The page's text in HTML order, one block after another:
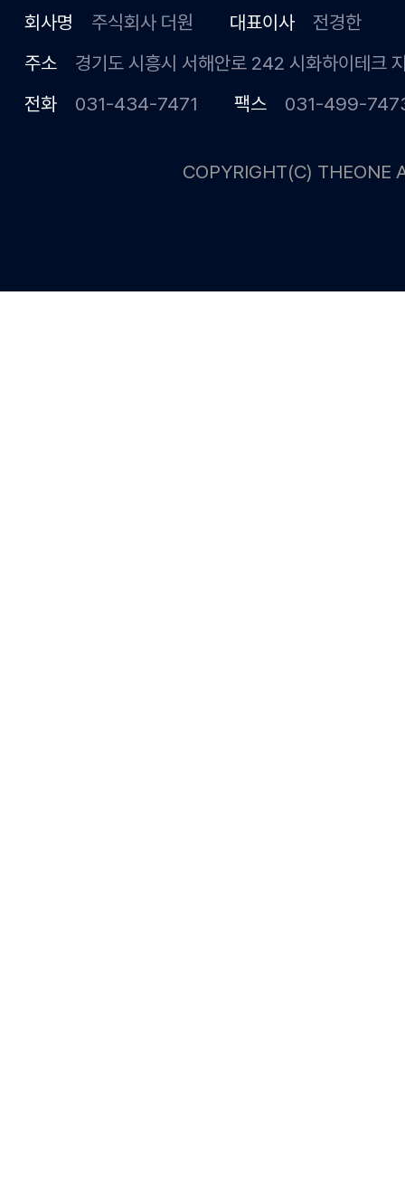
회사명 주식회사 더원 대표이사
전경한
주소
경기도 시흥시 서해안로 242 시화하이테크
전화
031-434-7471 팩스 031-499-
COPYRIGHT(C) THEONE